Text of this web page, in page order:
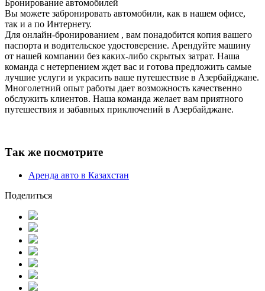
Бронирование автомобилей
Вы можете забронировать автомобили, как в нашем офисе,
так и а по Интернету.
Для онлайн-бронированием , вам понадобится копия вашего
паспорта и водительское удостоверение. Арендуйте машину
от нашей компании без каких-либо скрытых затрат. Наша
команда с нетерпением ждет вас и готова предложить самые
лучшие услуги и украсить ваше путешествие в Азербайджане.
Многолетний опыт работы дает возможность качественно
обслужить клиентов. Наша команда желает вам приятного
путешествия и забавных приключений в Азербайджане.
Так же посмотрите
Аренда авто в Казахстан
Поделиться